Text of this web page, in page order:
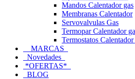
Mandos Calentador gas
Membranas Calentador
Servovalvulas Gas
Termopar Calentador
Termostatos Calentador
MARCAS
Novedades
*OFERTAS*
BLOG